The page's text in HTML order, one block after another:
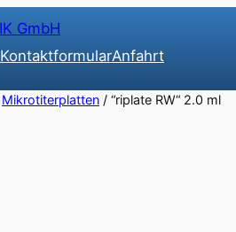
KontaktformularAnfahrt
Mikrotiterplatten / “riplate RW“ 2.0 ml